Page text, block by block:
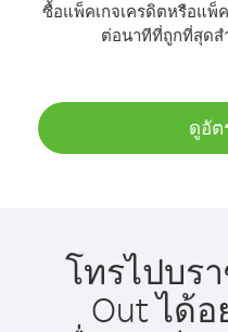
ซื้อแพ็คเกจเครดิตหรือแพ็
ต่อนาทีที่ถูกที่สุดส
ดูอัต
โทรไปบร
Out ได้อ